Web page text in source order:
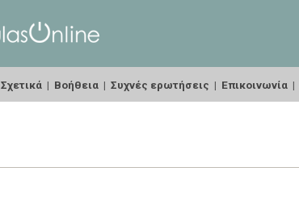
Σχετικά | Βοήθεια | Συχνές ερωτήσεις | Επικοινωνία |